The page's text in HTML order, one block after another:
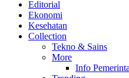
Editorial
Ekonomi
Kesehatan
Collection
Tekno & Sains
More
Info